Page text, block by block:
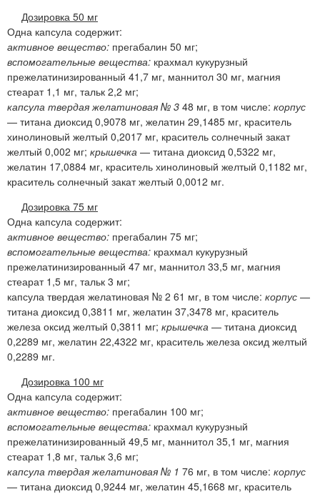
Дозировка 50 мг
Одна капсула содержит:
активное вещество: прегабалин 50 мг;
вспомогательные вещества: крахмал кукурузный
прежелатинизированный 41,7 мг, маннитол 30 мг, магния
стеарат 1,1 мг, тальк 2,2 мг;
капсула твердая желатиновая № 3 48 мг, в том числе: корпус
— титана диоксид 0,9078 мг, желатин 29,1485 мг, краситель
хинолиновый желтый 0,2017 мг, краситель солнечный закат
желтый 0,002 мг; крышечка — титана диоксид 0,5322 мг,
желатин 17,0884 мг, краситель хинолиновый желтый 0,1182 мг,
краситель солнечный закат желтый 0,0012 мг.
Дозировка 75 мг
Одна капсула содержит:
активное вещество: прегабалин 75 мг;
вспомогательные вещества: крахмал кукурузный
прежелатинизированный 47 мг, маннитол 33,5 мг, магния
стеарат 1,5 мг, тальк 3 мг;
капсула твердая желатиновая № 2 61 мг, в том числе: корпус —
титана диоксид 0,3811 мг, желатин 37,3478 мг, краситель
железа оксид желтый 0,3811 мг; крышечка — титана диоксид
0,2289 мг, желатин 22,4322 мг, краситель железа оксид желтый
0,2289 мг.
Дозировка 100 мг
Одна капсула содержит:
активное вещество: прегабалин 100 мг;
вспомогательные вещества: крахмал кукурузный
прежелатинизированный 49,5 мг, маннитол 35,1 мг, магния
стеарат 1,8 мг, тальк 3,6 мг;
капсула твердая желатиновая № 1 76 мг, в том числе: корпус
— титана диоксид 0,9244 мг, желатин 45,1668 мг, краситель